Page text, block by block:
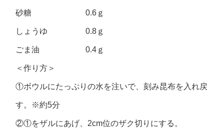
砂糖 0.6ｇ
しょうゆ 0.8ｇ
ごま油 0.4ｇ
＜作り方＞
①ボウルにたっぷりの水を注いで、刻み昆布を入れ戻
す。※約5分
②①をザルにあげ、2cm位のザク切りにする。